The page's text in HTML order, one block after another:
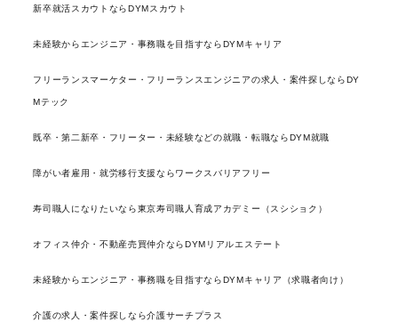
新卒就活スカウトならDYMスカウト
未経験からエンジニア・事務職を目指すならDYMキャリア
フリーランスマーケター・フリーランスエンジニアの求人・案件探しならDY
Mテック
既卒・第二新卒・フリーター・未経験などの就職・転職ならDYM就職
障がい者雇用・就労移行支援ならワークスバリアフリー
寿司職人になりたいなら東京寿司職人育成アカデミー（スシショク）
オフィス仲介・不動産売買仲介ならDYMリアルエステート
未経験からエンジニア・事務職を目指すならDYMキャリア（求職者向け）
介護の求人・案件探しなら介護サーチプラス